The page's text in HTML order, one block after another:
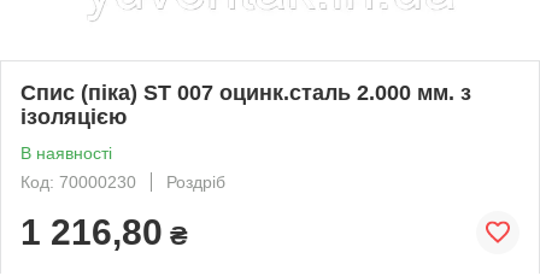
Спис (піка) ST 007 оцинк.сталь 2.000 мм. з
ізоляцією
В наявності
Код: 70000230
Роздріб
1 216,80 ₴